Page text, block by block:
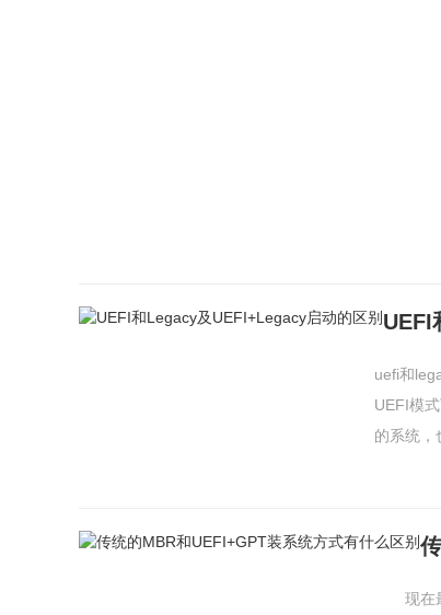
UEFI
uefi和
UEFI模
的系统，
现在最